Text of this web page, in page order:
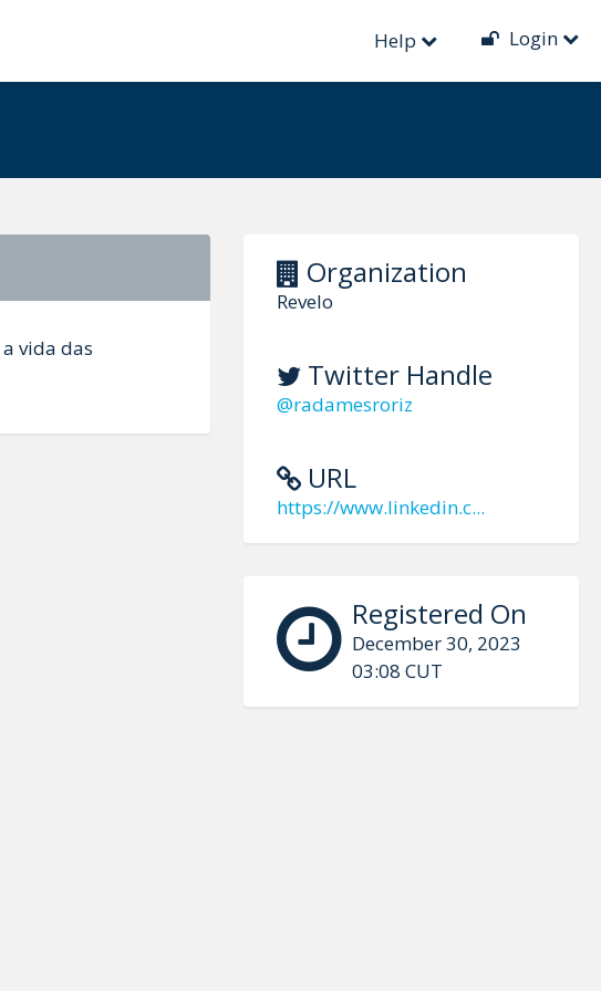
Help Login
Organization
Revelo
Twitter Handle
@radamesroriz
URL
https://www.linkedin.c...
Registered On
December 30, 2023
03:08 CUT
a vida das